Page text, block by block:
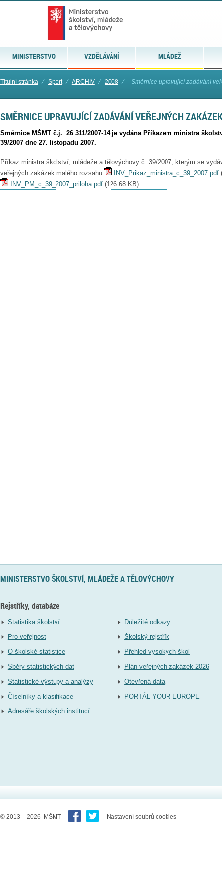
MINISTERSTVO VZDĚLÁVÁNÍ MLÁDEŽ
Titulní stránka ⁄ Sport ⁄ ARCHIV ⁄ 2008 ⁄ Směrnice upravující zadávání
SMĚRNICE UPRAVUJÍCÍ ZADÁVÁNÍ VEŘEJNÝCH
Směrnice MŠMT č.j. 26 311/2007-14 je vydána Příkazem ministra
39/2007 dne 27. listopadu 2007.
Příkaz ministra školství, mládeže a tělovýchovy č. 39/2007, kterým se
veřejných zakázek malého rozsahu
INV_Prikaz_ministra_c_39_2007.pdf(
INV_PM_c_39_2007_priloha.pdf(126.68 KB)
MINISTERSTVO ŠKOLSTVÍ, MLÁDEŽE A TĚLOVÝCHOVY
Rejstříky, databáze
Statistika školství
Pro veřejnost
O školské statistice
Sběry statistických dat
Statistické výstupy a analýzy
Číselníky a klasifikace
Adresáře školských institucí
Důležité odkazy
Školský rejstřík
Přehled vysokých škol
Plán veřejných zakázek 2026
Otevřená data
PORTÁL YOUR EUROPE
© 2013 – 2026 MŠMT Nastavení soubrů cookies